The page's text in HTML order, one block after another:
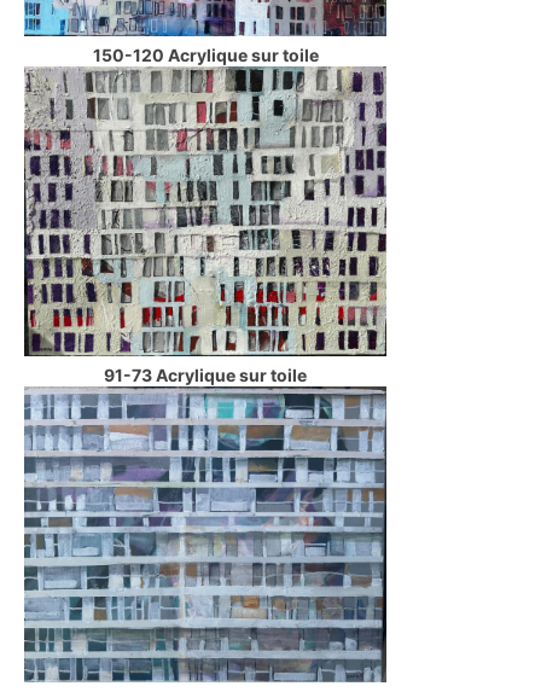
150-120 Acrylique sur toile
91-73 Acrylique sur toile